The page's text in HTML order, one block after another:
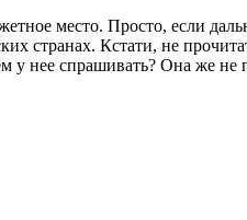
место. Просто, если
странах. Кстати, не
нее спрашивать? Она же не